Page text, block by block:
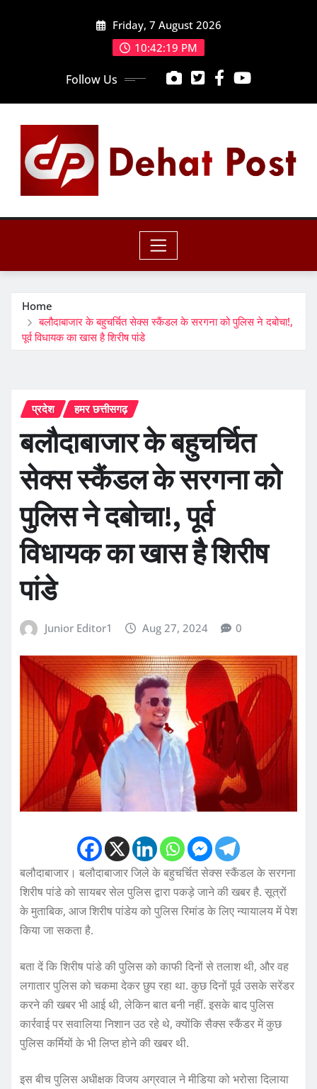
Friday, 7 August 2026
10:42:20 PM
Follow Us
Home
बलौदाबाजार के बहुचर्चित सेक्स स्कैंडल के सरगना को पुलिस ने दबोचा!,
पूर्व विधायक का खास है शिरीष पांडे
प्रदेश हमर छत्तीसगढ़
बलौदाबाजार के बहुचर्चित
सेक्स स्कैंडल के सरगना को
पुलिस ने दबोचा!, पूर्व
विधायक का खास है शिरीष
पांडे
Junior Editor1 Aug 27, 2024 0
बलौदाबाजार। बलौदाबाजार जिले के बहुचर्चित सेक्स स्कैंडल के सरगना
शिरीष पांडे को सायबर सेल पुलिस द्वारा पकड़े जाने की खबर है. सूत्रों
के मुताबिक, आज शिरीष पांडेय को पुलिस रिमांड के लिए न्यायालय में पेश
किया जा सकता है.
बता दें कि शिरीष पांडे की पुलिस को काफी दिनों से तलाश थी, और वह
लगातार पुलिस को चकमा देकर छुप रहा था. कुछ दिनों पूर्व उसके सरेंडर
करने की खबर भी आई थी, लेकिन बात बनी नहीं. इसके बाद पुलिस
कार्रवाई पर सवालिया निशान उठ रहे थे, क्योंकि सैक्स स्कैंडर में कुछ
पुलिस कर्मियों के भी लिप्त होने की खबर थी.
इस बीच पुलिस अधीक्षक विजय अग्रवाल ने मीडिया को भरोसा दिलाया